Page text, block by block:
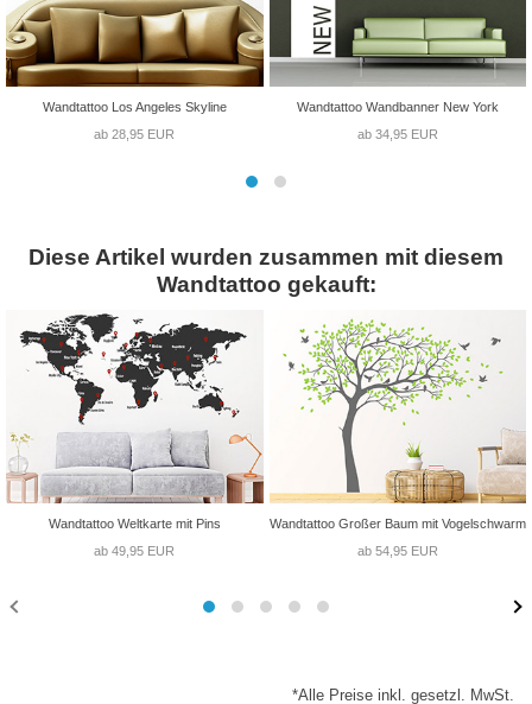
Wandtattoo Los Angeles Skyline
ab 28,95 EUR
Wandtattoo Wandbanner New York
ab 34,95 EUR
Diese Artikel wurden zusammen mit diesem
Wandtattoo gekauft:
Wandtattoo Weltkarte mit Pins
ab 49,95 EUR
Wandtattoo Großer Baum mit Vogelschwarm
ab 54,95 EUR
*Alle Preise inkl. gesetzl. MwSt.